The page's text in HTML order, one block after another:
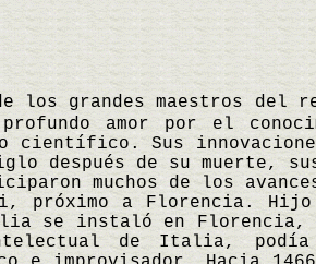
grandes maestros del
amor por el
científico. Sus
después de su muerte,
muchos de los
próximo a Florencia.
se instaló en Florencia,
de Italia, podía